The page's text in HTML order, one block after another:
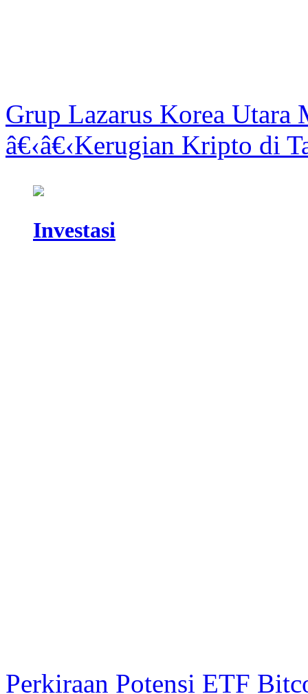
Grup Lazarus Korea Utara
â€‹â€‹Kerugian Kripto di
Investasi
Perkiraan Potensi ETF